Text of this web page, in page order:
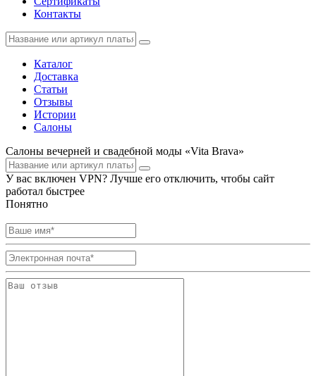
Контакты
Каталог
Доставка
Статьи
Отзывы
Истории
Салоны
Салоны вечерней и свадебной моды «Vita Brava»
У вас включен VPN? Лучше его отключить, чтобы сайт
работал быстрее
Понятно